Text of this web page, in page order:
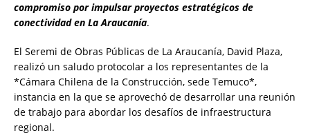
compromiso por impulsar proyectos estratégicos de
conectividad en La Araucanía.
El Seremi de Obras Públicas de La Araucanía, David Plaza,
realizó un saludo protocolar a los representantes de la
*Cámara Chilena de la Construcción, sede Temuco*,
instancia en la que se aprovechó de desarrollar una reunión
de trabajo para abordar los desafíos de infraestructura
regional.